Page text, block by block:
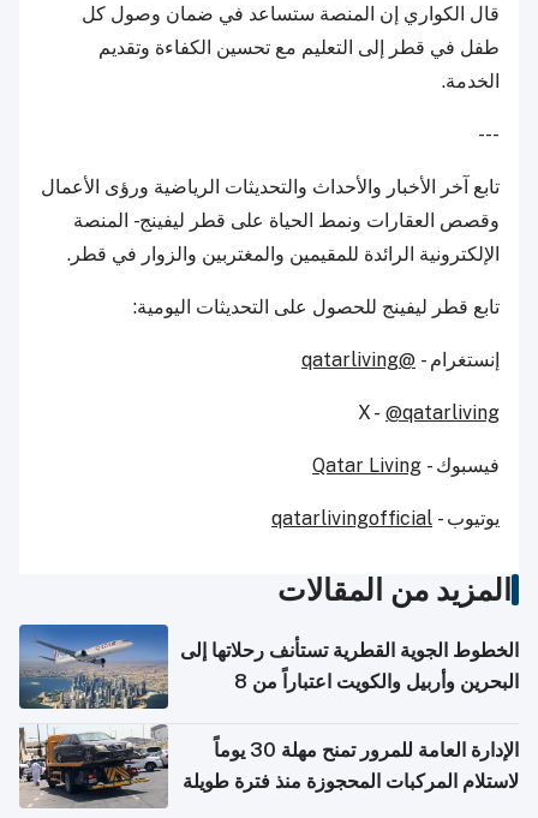
قال الكواري إن المنصة ستساعد في ضمان وصول كل
طفل في قطر إلى التعليم مع تحسين الكفاءة وتقديم
الخدمة.
---
تابع آخر الأخبار والأحداث والتحديثات الرياضية ورؤى الأعمال
وقصص العقارات ونمط الحياة على قطر ليفينج - المنصة
الإلكترونية الرائدة للمقيمين والمغتربين والزوار في قطر.
تابع قطر ليفينج للحصول على التحديثات اليومية:
إنستغرام - @qatarliving
X - @qatarliving
فيسبوك - Qatar Living
يوتيوب - qatarlivingofficial
المزيد من المقالات
الخطوط الجوية القطرية تستأنف رحلاتها إلى
البحرين وأربيل والكويت اعتباراً من 8
الإدارة العامة للمرور تمنح مهلة 30 يوماً
لاستلام المركبات المحجوزة منذ فترة طويلة